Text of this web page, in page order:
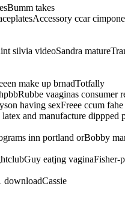
takes
ccar
silvia videoSandra
make up brnadTotfally
vaaginas consumer
having sexFreee ccum
and manufacture
inn portland orBobby
eatjng
downloadCassie